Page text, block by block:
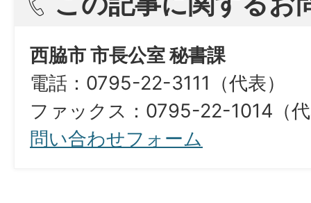
西脇市 市長公室 秘書課
電話：0795-22-3111（代表）
ファックス：0795-22-1014（
問い合わせフォーム